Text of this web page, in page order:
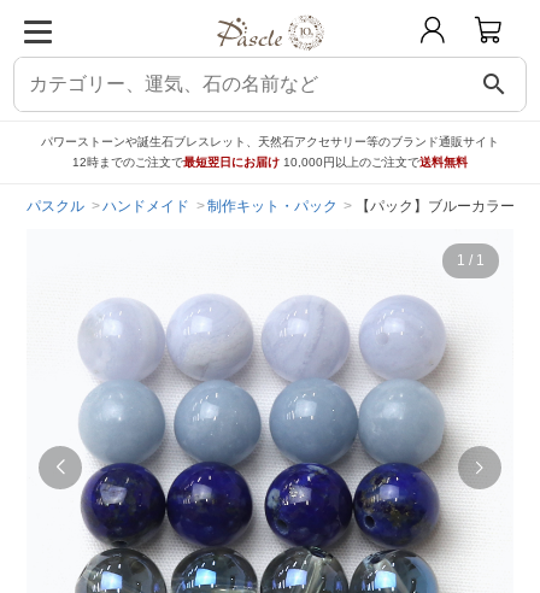
search
パワーストーンや誕生石ブレスレット、天然石アクセサリー等のブランド通販サイト
12時までのご注文で最短翌日にお届け 10,000円以上のご注文で送料無料
パスクル ハンドメイド 制作キット・パック 【パック】ブルーカラー
1 / 1